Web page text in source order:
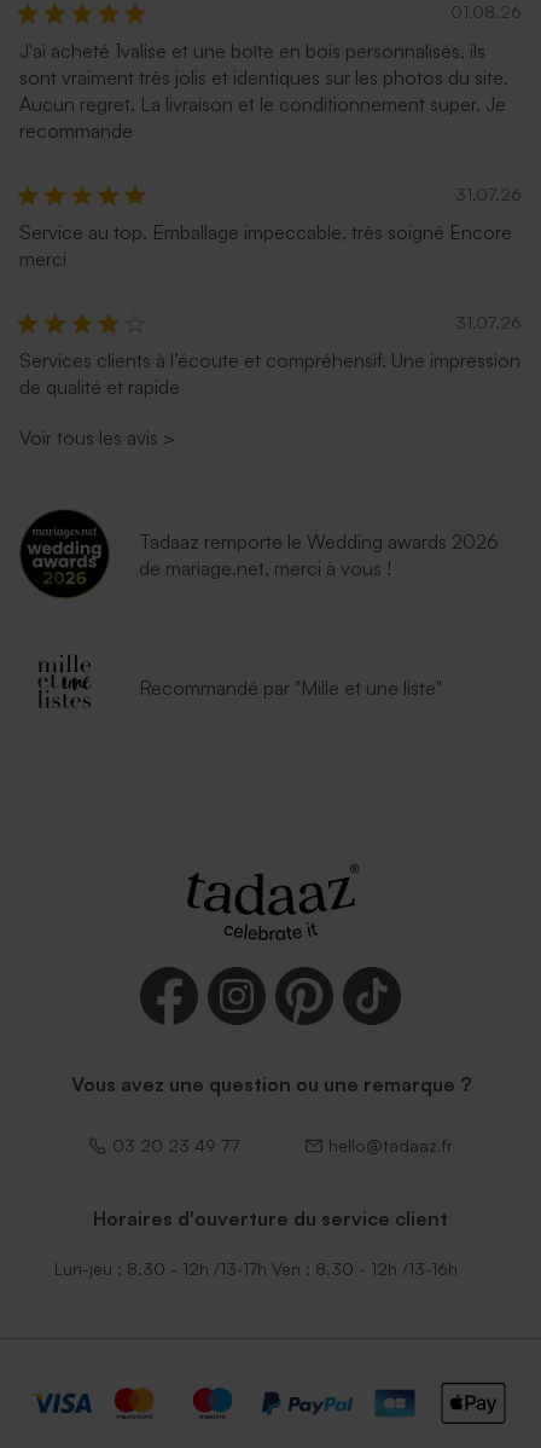
01.08.26
J'ai acheté 1valise et une boîte en bois personnalisés, ils
sont vraiment très jolis et identiques sur les photos du site.
Aucun regret. La livraison et le conditionnement super. Je
recommande
31.07.26
Service au top. Emballage impeccable, très soigné Encore
merci
31.07.26
Services clients à l’écoute et compréhensif. Une impression
de qualité et rapide
Voir tous les avis >
Tadaaz remporte le Wedding awards 2026
de mariage.net, merci à vous !
Recommandé par "Mille et une liste"
Vous avez une question ou une remarque ?
03 20 23 49 77 hello@tadaaz.fr
Horaires d'ouverture du service client
Lun-jeu : 8.30 - 12h /13-17h Ven : 8.30 - 12h /13-16h